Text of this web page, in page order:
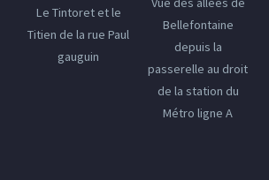
Le Tintoret et le
Titien de la rue Paul
gauguin
Bellefontaine
depuis la
passerelle au droit
de la station du
Métro ligne A